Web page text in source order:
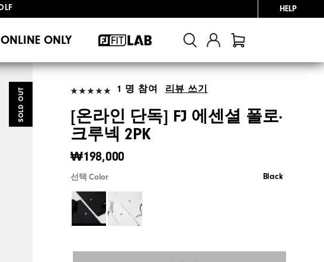
HELP
ONLINE ONLY
SOLD OUT 1 명 참여 리뷰 쓰기
[온라인 단독] FJ 에센셜 폴로·
크루넥 2PK
₩198,000
선택 Color Black